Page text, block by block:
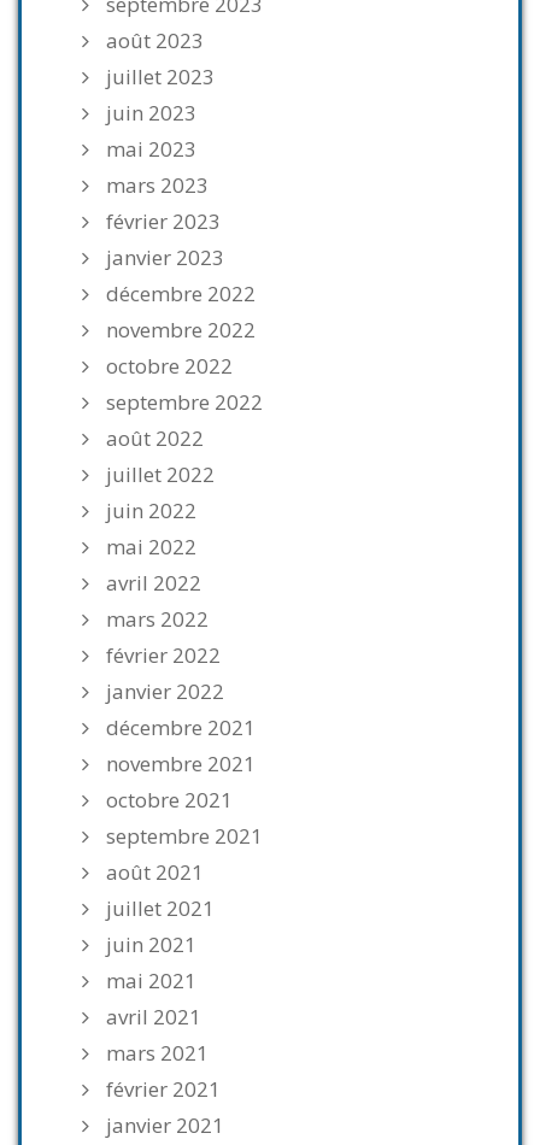
août 2023
juillet 2023
juin 2023
mai 2023
mars 2023
février 2023
janvier 2023
décembre 2022
novembre 2022
octobre 2022
septembre 2022
août 2022
juillet 2022
juin 2022
mai 2022
avril 2022
mars 2022
février 2022
janvier 2022
décembre 2021
novembre 2021
octobre 2021
septembre 2021
août 2021
juillet 2021
juin 2021
mai 2021
avril 2021
mars 2021
février 2021
janvier 2021